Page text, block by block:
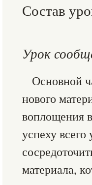
Состав
Урок
Основной
нового
воплощения
успеху
материала,